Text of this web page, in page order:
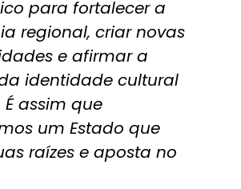
para fortalecer a
regional, criar novas
e afirmar a
identidade cultural
assim que
um Estado que
raízes e aposta no